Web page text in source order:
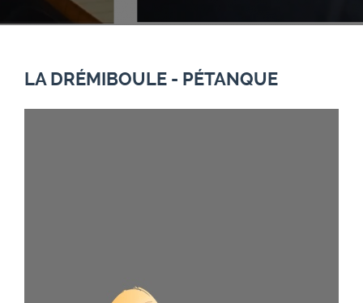
LA DRÉMIBOULE - PÉTANQUE